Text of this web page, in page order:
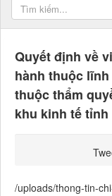
Quyết định về
hành thuộc
thuộc thẩm
khu kinh tế tỉnh
/uploads/thong-tin-